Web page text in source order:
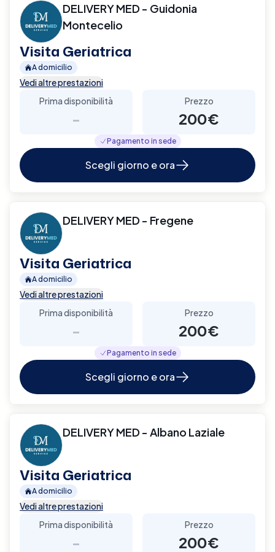
DELIVERY MED - Guidonia
Montecelio
Visita Geriatrica
A domicilio
Vedi altre prestazioni
Prima disponibilità
-
Prezzo
200€
Pagamento in sede
Scegli giorno e ora
DELIVERY MED - Fregene
Visita Geriatrica
A domicilio
Vedi altre prestazioni
Prima disponibilità
-
Prezzo
200€
Pagamento in sede
Scegli giorno e ora
DELIVERY MED - Albano Laziale
Visita Geriatrica
A domicilio
Vedi altre prestazioni
Prima disponibilità
-
Prezzo
200€